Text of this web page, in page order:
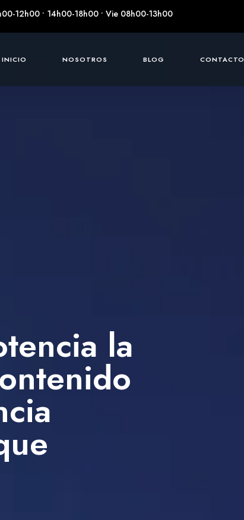
12h00 • 14h00-18h00 • Vie 08h00-13h00
INICIO NOSOTROS BLOG CONTACTO
la